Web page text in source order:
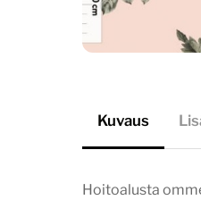
Kuvaus
Hoitoalusta